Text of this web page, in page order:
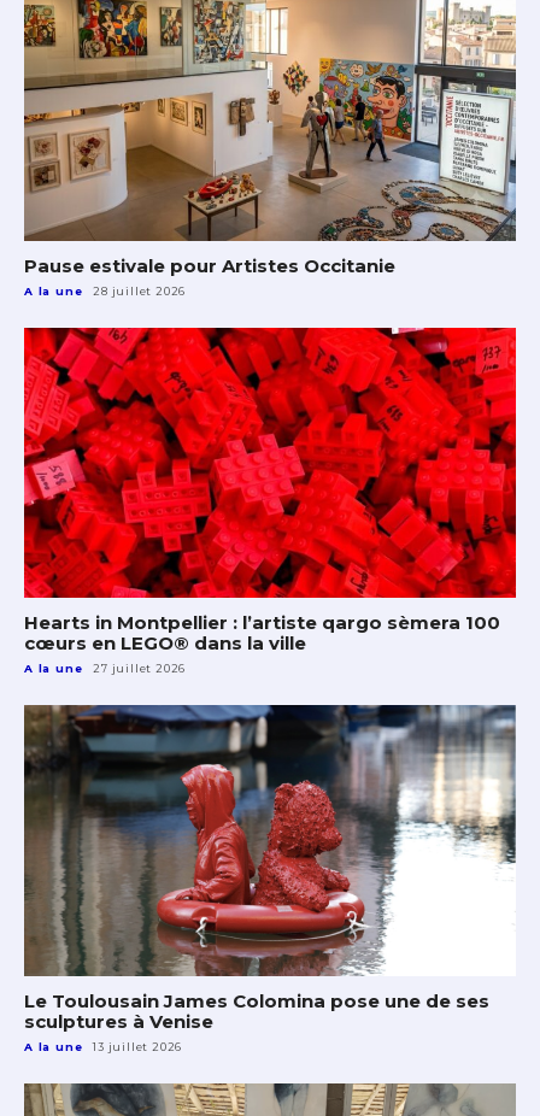
Pause estivale pour Artistes Occitanie
A la une 28 juillet 2026
Hearts in Montpellier : l’artiste qargo sèmera 100
cœurs en LEGO® dans la ville
A la une 27 juillet 2026
Le Toulousain James Colomina pose une de ses
sculptures à Venise
A la une 13 juillet 2026